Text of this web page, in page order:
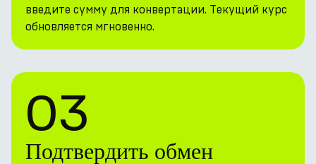
введите сумму для конвертации. Текущий курс
обновляется мгновенно.
03
Подтвердить обмен